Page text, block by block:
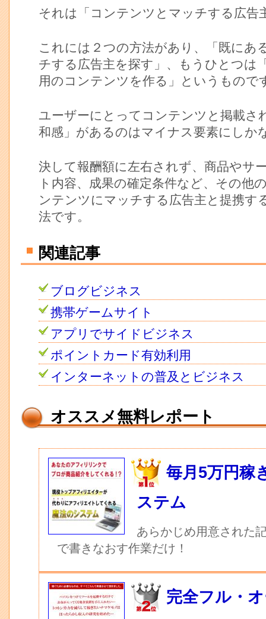
それは「コンテンツとマッチする広告
これには２つの方法があり、「既にあ
チする広告主を探す」、もうひとつは
用のコンテンツを作る」というもので
ユーザーにとってコンテンツと掲載さ
和感」があるのはマイナス要素にしか
決して報酬額に左右されず、商品やサ
ト内容、成果の確定条件など、その他
ンテンツにマッチする広告主と提携す
法です。
関連記事
ブログビジネス
携帯ゲームサイト
アプリでサイドビジネス
ポイントカード有効利用
インターネットの普及とビジネス
オススメ無料レポート
毎月5万円稼
ステム
あらかじめ用意された
で書きなおす作業だけ！
完全フル・